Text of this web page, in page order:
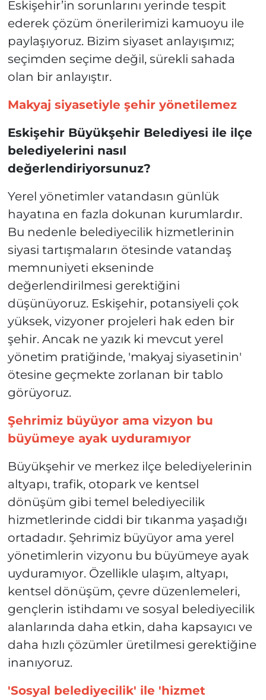
Eskişehir’in sorunlarını yerinde tespit
ederek çözüm önerilerimizi kamuoyu ile
paylaşıyoruz. Bizim siyaset anlayışımız;
seçimden seçime değil, sürekli sahada
olan bir anlayıştır.
Makyaj siyasetiyle şehir yönetilemez
Eskişehir Büyükşehir Belediyesi ile ilçe
belediyelerini nasıl
değerlendiriyorsunuz?
Yerel yönetimler vatandasın günlük
hayatına en fazla dokunan kurumlardır.
Bu nedenle belediyecilik hizmetlerinin
siyasi tartışmaların ötesinde vatandaş
memnuniyeti ekseninde
değerlendirilmesi gerektiğini
düşünüyoruz. Eskişehir, potansiyeli çok
yüksek, vizyoner projeleri hak eden bir
şehir. Ancak ne yazık ki mevcut yerel
yönetim pratiğinde, 'makyaj siyasetinin'
ötesine geçmekte zorlanan bir tablo
görüyoruz.
Şehrimiz büyüyor ama vizyon bu
büyümeye ayak uyduramıyor
Büyükşehir ve merkez ilçe belediyelerinin
altyapı, trafik, otopark ve kentsel
dönüşüm gibi temel belediyecilik
hizmetlerinde ciddi bir tıkanma yaşadığı
ortadadır. Şehrimiz büyüyor ama yerel
yönetimlerin vizyonu bu büyümeye ayak
uyduramıyor. Özellikle ulaşım, altyapı,
kentsel dönüşüm, çevre düzenlemeleri,
gençlerin istihdamı ve sosyal belediyecilik
alanlarında daha etkin, daha kapsayıcı ve
daha hızlı çözümler üretilmesi gerektiğine
inanıyoruz.
'Sosyal belediyecilik' ile 'hizmet